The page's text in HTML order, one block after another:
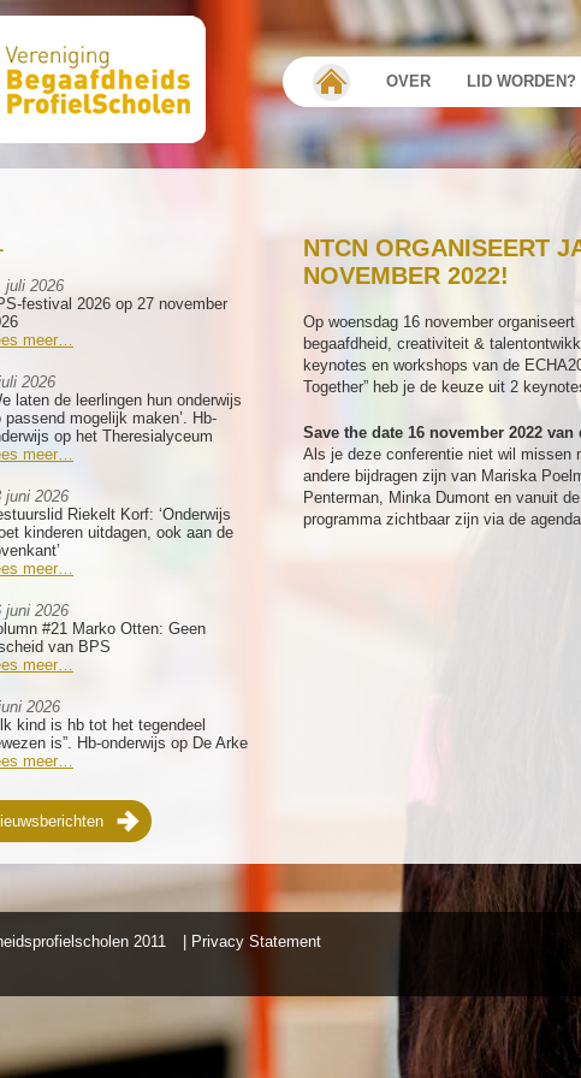
OVER LID WORDEN?
juli 2026
festival 2026 op 27 november
meer…
2026
laten de leerlingen hun onderwijs
passend mogelijk maken’. Hb-
op het Theresialyceum
meer…
juni 2026
Riekelt Korf: ‘Onderwijs
kinderen uitdagen, ook aan de
meer…
juni 2026
#21 Marko Otten: Geen
van BPS
meer…
2026
kind is hb tot het tegendeel
is”. Hb-onderwijs op De Arke
meer…
NTCN ORGANISEERT
NOVEMBER 2022!
Op woensdag 16 november
begaafdheid, creativiteit &
keynotes en workshops van de
Together” heb je de keuze uit 2
Save the date 16 november 2022 van
Als je deze conferentie niet wil missen
andere bijdragen zijn van Mariska
Penterman, Minka Dumont en vanuit
programma zichtbaar zijn via de
2011 | Privacy Statement